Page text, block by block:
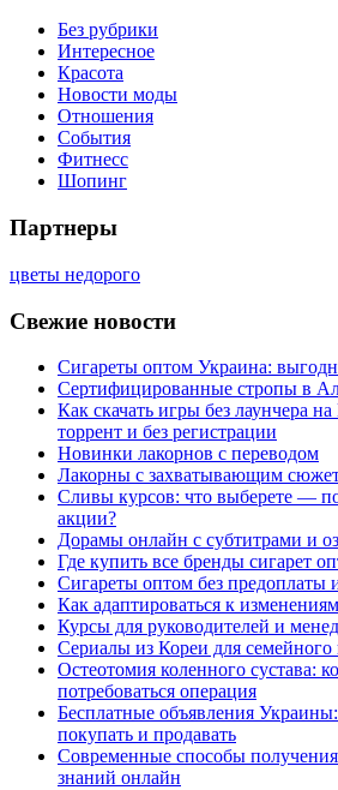
Без рубрики
Интересное
Красота
Новости моды
Отношения
События
Фитнесс
Шопинг
Партнеры
цветы недорого
Свежие новости
Сигареты оптом Украина:
Сертифицированные стропы в
Как скачать игры без лаунчера
торрент и без регистрации
Новинки лакорнов с переводом
Лакорны с захватывающим
Сливы курсов: что выберете —
акции?
Дорамы онлайн с субтитрами и
Где купить все бренды сигарет
Сигареты оптом без предоплаты
Как адаптироваться к
Курсы для руководителей и
Сериалы из Кореи для семейного
Остеотомия коленного сустава:
потребоваться операция
Бесплатные объявления
покупать и продавать
Современные способы
знаний онлайн